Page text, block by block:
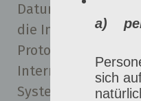
Datum und die
die Internetseite,
Protokoll-Adresse
Internet-Service-
Systems und (8)
a)
sich